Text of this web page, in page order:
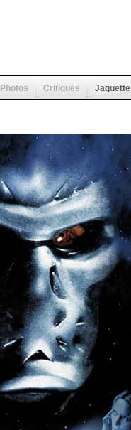
Photos Critiques Jaquette